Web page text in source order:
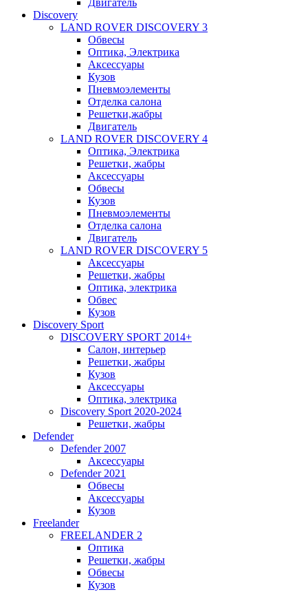
Двигатель
Discovery
LAND ROVER DISCOVERY 3
Обвесы
Оптика, Электрика
Аксессуары
Кузов
Пневмоэлементы
Отделка салона
Решетки,жабры
Двигатель
LAND ROVER DISCOVERY 4
Оптика, Электрика
Решетки, жабры
Аксессуары
Обвесы
Кузов
Пневмоэлементы
Отделка салона
Двигатель
LAND ROVER DISCOVERY 5
Аксессуары
Решетки, жабры
Оптика, электрика
Обвес
Кузов
Discovery Sport
DISCOVERY SPORT 2014+
Салон, интерьер
Решетки, жабры
Кузов
Аксессуары
Оптика, электрика
Discovery Sport 2020-2024
Решетки, жабры
Defender
Defender 2007
Аксессуары
Defender 2021
Обвесы
Аксессуары
Кузов
Freelander
FREELANDER 2
Оптика
Решетки, жабры
Обвесы
Кузов